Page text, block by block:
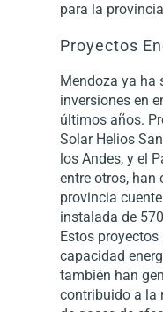
para la
Proyectos
Mendoza ya ha
inversiones en
últimos años.
Solar Helios
los Andes, y el
entre otros, han
provincia
instalada de
Estos
capacidad
también han
contribuido a la